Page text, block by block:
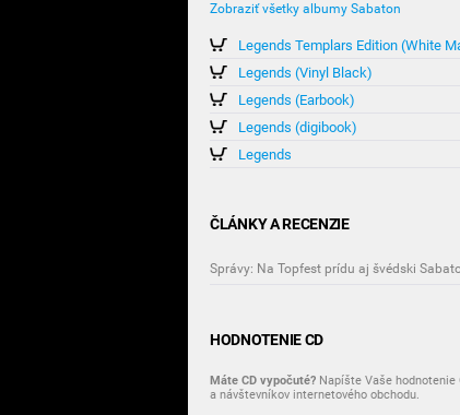
Zobraziť všetky albumy Sabaton
Legends Templars Edition (White
Legends (Vinyl Black)
Legends (Earbook)
Legends (digibook)
Legends
ČLÁNKY A RECENZIE
Správy: Na Topfest prídu aj švédski
HODNOTENIE CD
Máte CD vypočuté? Napíšte Vaše
a návštevníkov internetového obchodu.